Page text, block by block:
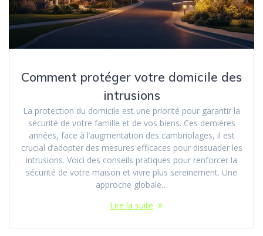
Comment protéger votre domicile des
intrusions
La protection du domicile est une priorité pour garantir la
sécurité de votre famille et de vos biens. Ces dernières
années, face à l’augmentation des cambriolages, il est
crucial d’adopter des mesures efficaces pour dissuader les
intrusions. Voici des conseils pratiques pour renforcer la
sécurité de votre maison et vivre plus sereinement. Une
approche globale…
Lire la suite